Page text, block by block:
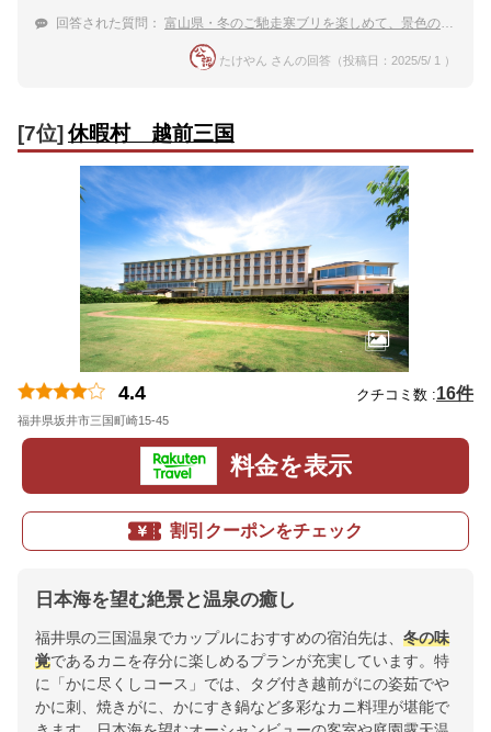
回答された質問： 富山県・冬のご馳走寒ブリを楽しめて、景色の良い露天風呂がある温泉宿を教えて！
たけやん さんの回答（投稿日：2025/5/ 1 ）
[7位]休暇村 越前三国
4.4 クチコミ数 :16件
福井県坂井市三国町崎15-45
料金を表示
割引クーポンをチェック
日本海を望む絶景と温泉の癒し
福井県の三国温泉でカップルにおすすめの宿泊先は、 冬の味
覚であるカニを存分に楽しめるプランが充実しています。特
に「かに尽くしコース」では、タグ付き越前がにの姿茹でや
かに刺、焼きがに、かにすき鍋など多彩なカニ料理が堪能で